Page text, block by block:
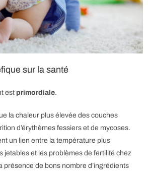
sur la santé
est primordiale.
la chaleur plus élevée des couches
d’érythèmes fessiers et de mycoses.
un lien entre la température plus
jetables et les problèmes de fertilité chez
présence de bons nombre d’ingrédients